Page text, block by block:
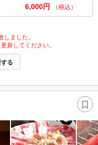
6,000円 （税込）
ました。
新してください。
る